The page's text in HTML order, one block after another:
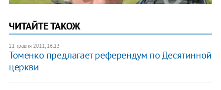
ЧИТАЙТЕ ТАКОЖ
21 травня 2011, 16:13
Томенко предлагает референдум по Десятинной
церкви